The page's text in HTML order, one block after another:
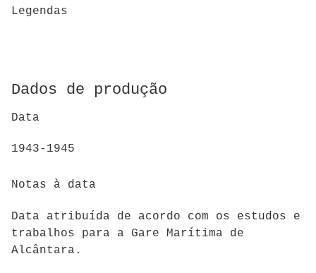
Legendas
Dados de produção
Data
1943-1945
Notas à data
Data atribuída de acordo com os estudos e
trabalhos para a Gare Marítima de
Alcântara.